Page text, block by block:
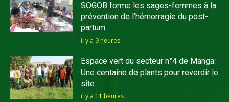
SOGOB forme les sages-femmes à la
prévention de l’hémorragie du post-
partum
il y'a 9 heures
Espace vert du secteur n°4 de Manga:
Une centaine de plants pour reverdir le
site
il y'a 11 heures